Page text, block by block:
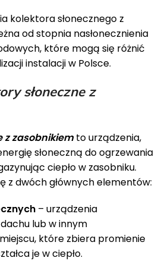
kolektora słonecznego z
od stopnia nasłonecznienia
które mogą się różnić
instalacji w Polsce.
słoneczne z
z zasobnikiemto urządzenia,
słoneczną do ogrzewania
ciepło w zasobniku.
z dwóch głównych elementów:
– urządzenia
lub w innym
które zbiera promienie
je w ciepło.